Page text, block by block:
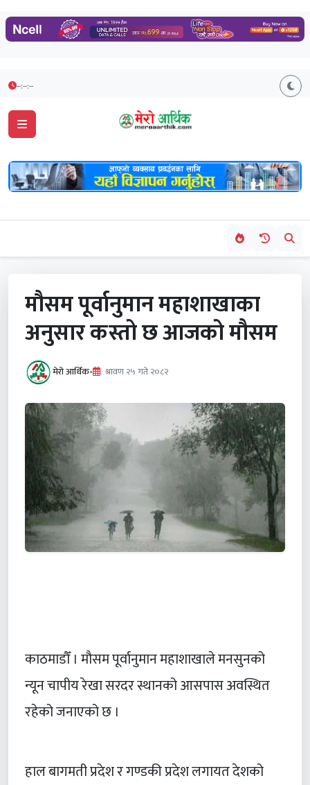
--:--:--
मौसम पूर्वानुमान महाशाखाका
अनुसार कस्तो छ आजको मौसम
मेरो आर्थिक• श्रावण २५ गते २०८२
काठमाडौँ । मौसम पूर्वानुमान महाशाखाले मनसुनको
न्यून चापीय रेखा सरदर स्थानको आसपास अवस्थित
रहेको जनाएको छ ।
हाल बागमती प्रदेश र गण्डकी प्रदेश लगायत देशको